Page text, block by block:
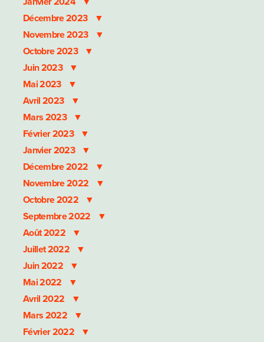
Décembre 2023
Novembre 2023
Octobre 2023
Juin 2023
Mai 2023
Avril 2023
Mars 2023
Février 2023
Janvier 2023
Décembre 2022
Novembre 2022
Octobre 2022
Septembre 2022
Août 2022
Juillet 2022
Juin 2022
Mai 2022
Avril 2022
Mars 2022
Février 2022